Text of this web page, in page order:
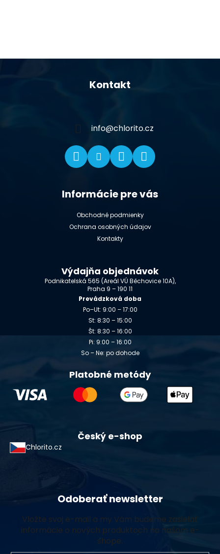
Kontakt
info@chlorito.cz
Informácie pre vás
Obchodné podmienky
Ochrana osobných údajov
Kontakty
Výdajňa objednávok
Podnikatelská 565 (Areál VÚ Běchovice 10A),
Praha 9 – 190 11
Prevádzková doba
Po–Ut: 9:00 – 17:00
St: 8:30 – 15:00
Št: 8:30 – 16:00
Pi: 9:00 – 16:00
So – Ne: po dohode
Platobné metódy
Český e-shop
Chlorito.cz
Odoberať newsletter
Vložte svoj e-mail a my Vám budeme zasielať
informácie o nových produktoch na našom e-
shope.